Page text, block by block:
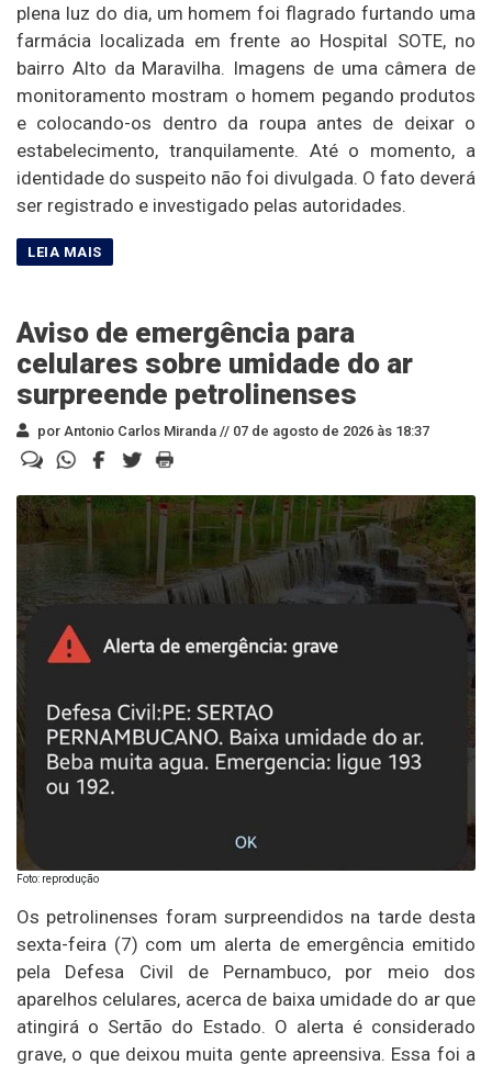
plena luz do dia, um homem foi flagrado furtando uma
farmácia localizada em frente ao Hospital SOTE, no
bairro Alto da Maravilha. Imagens de uma câmera de
monitoramento mostram o homem pegando produtos
e colocando-os dentro da roupa antes de deixar o
estabelecimento, tranquilamente. Até o momento, a
identidade do suspeito não foi divulgada. O fato deverá
ser registrado e investigado pelas autoridades.
Aviso de emergência para
celulares sobre umidade do ar
surpreende petrolinenses
por Antonio Carlos Miranda // 07 de agosto de 2026 às 18:37
Foto: reprodução
Os petrolinenses foram surpreendidos na tarde desta
sexta-feira (7) com um alerta de emergência emitido
pela Defesa Civil de Pernambuco, por meio dos
aparelhos celulares, acerca de baixa umidade do ar que
atingirá o Sertão do Estado. O alerta é considerado
grave, o que deixou muita gente apreensiva. Essa foi a